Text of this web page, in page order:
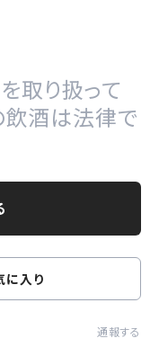
取り扱って
飲酒は法律で
に入り
通報する